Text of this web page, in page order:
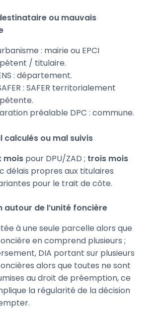
ou mauvais
: mairie ou EPCI
/ titulaire.
: département.
: SAFER territorialement
préalable DPC : commune.
calculés ou mal suivis
mois pour DPU/ZAD ; trois mois
délais propres aux titulaires
pour le trait de côte.
autour de l’unité foncière
à une seule parcelle alors que
en comprend plusieurs ;
DIA portant sur plusieurs
alors que toutes ne sont
au droit de préemption, ce
la régularité de la décision